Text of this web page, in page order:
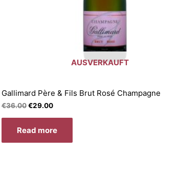
AUSVERKAUFT
Gallimard Père & Fils Brut Rosé Champagne
€36.00 €29.00
Read more